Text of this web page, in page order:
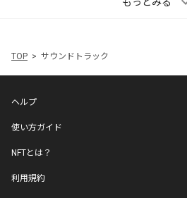
TOP サウンドトラック
ヘルプ
使い方ガイド
NFTとは？
利用規約